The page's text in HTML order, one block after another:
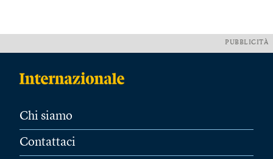
PUBBLICITÀ
Chi siamo
Contattaci